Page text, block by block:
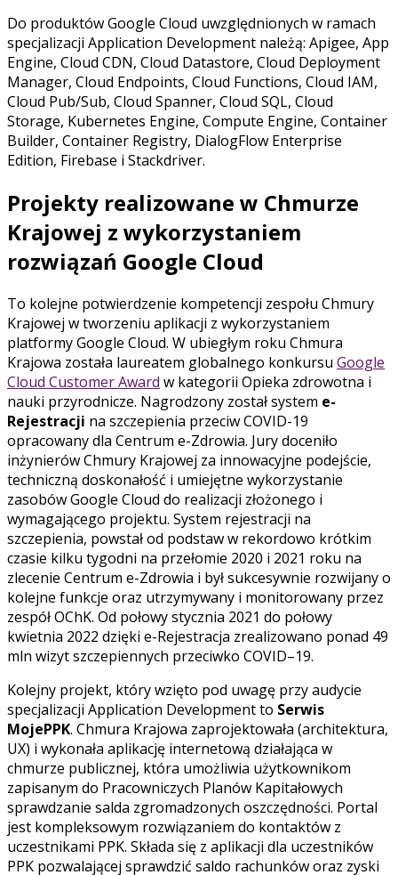
Do produktów Google Cloud uwzględnionych w ramach
specjalizacji Application Development należą: Apigee, App
Engine, Cloud CDN, Cloud Datastore, Cloud Deployment
Manager, Cloud Endpoints, Cloud Functions, Cloud IAM,
Cloud Pub/Sub, Cloud Spanner, Cloud SQL, Cloud
Storage, Kubernetes Engine, Compute Engine, Container
Builder, Container Registry, DialogFlow Enterprise
Edition, Firebase i Stackdriver.
Projekty realizowane w Chmurze
Krajowej z wykorzystaniem
rozwiązań Google Cloud
To kolejne potwierdzenie kompetencji zespołu Chmury
Krajowej w tworzeniu aplikacji z wykorzystaniem
platformy Google Cloud. W ubiegłym roku Chmura
Krajowa została laureatem globalnego konkursu Google
Cloud Customer Award w kategorii Opieka zdrowotna i
nauki przyrodnicze. Nagrodzony został system e-
Rejestracji na szczepienia przeciw COVID-19
opracowany dla Centrum e-Zdrowia. Jury doceniło
inżynierów Chmury Krajowej za innowacyjne podejście,
techniczną doskonałość i umiejętne wykorzystanie
zasobów Google Cloud do realizacji złożonego i
wymagającego projektu. System rejestracji na
szczepienia, powstał od podstaw w rekordowo krótkim
czasie kilku tygodni na przełomie 2020 i 2021 roku na
zlecenie Centrum e-Zdrowia i był sukcesywnie rozwijany o
kolejne funkcje oraz utrzymywany i monitorowany przez
zespół OChK. Od połowy stycznia 2021 do połowy
kwietnia 2022 dzięki e-Rejestracja zrealizowano ponad 49
mln wizyt szczepiennych przeciwko COVID–19.
Kolejny projekt, który wzięto pod uwagę przy audycie
specjalizacji Application Development to Serwis
MojePPK. Chmura Krajowa zaprojektowała (architektura,
UX) i wykonała aplikację internetową działająca w
chmurze publicznej, która umożliwia użytkownikom
zapisanym do Pracowniczych Planów Kapitałowych
sprawdzanie salda zgromadzonych oszczędności. Portal
jest kompleksowym rozwiązaniem do kontaktów z
uczestnikami PPK. Składa się z aplikacji dla uczestników
PPK pozwalającej sprawdzić saldo rachunków oraz zyski